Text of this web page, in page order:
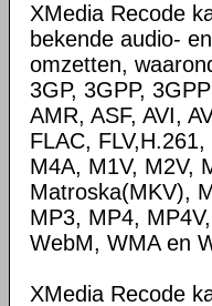
XMedia Recode
bekende audio-
omzetten,
3GP, 3GPP,
AMR, ASF, AVI,
FLAC,
M4A, M1V, M2V,
Matroska(MKV),
MP3, MP4,
WebM, WMA en
XMedia Recode